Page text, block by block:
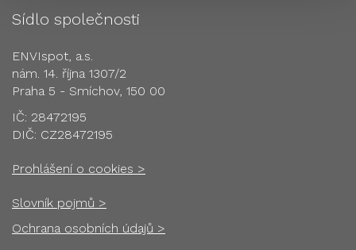
Sídlo společnosti
ENVIspot, a.s.
nám. 14. října 1307/2
Praha 5 - Smíchov, 150 00
IČ: 28472195
DIČ: CZ28472195
Prohlášení o cookies >
Slovník pojmů >
Ochrana osobních údajů >